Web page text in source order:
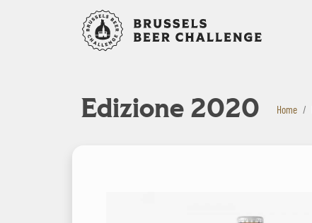
Edizione 2020 Home